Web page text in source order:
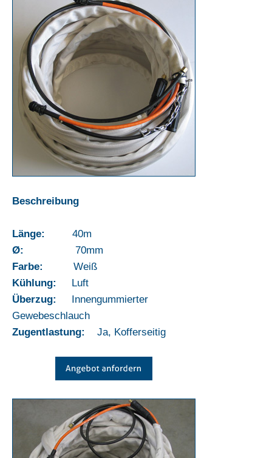
Beschreibung
Länge:
40m
Ø:
70mm
Farbe:
Weiß
Kühlung:
Luft
Überzug:
Innengummierter
Gewebeschlauch
Zugentlastung:
Ja, Kofferseitig